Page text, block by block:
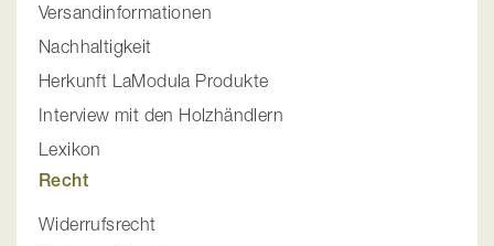
Versandinformationen
Nachhaltigkeit
Herkunft LaModula Produkte
Interview mit den Holzhändlern
Lexikon
Recht
Widerrufsrecht